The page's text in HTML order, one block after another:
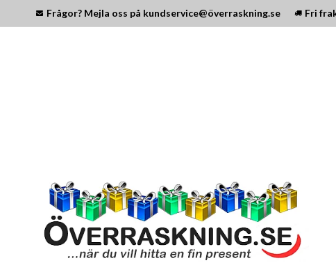
Frågor? Mejla oss på kundservice@överraskning.se Fri